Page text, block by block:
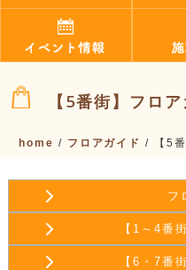
【5番街】フロ
home / フロアガイド / 【5
フ
【1～4番
【6・7番